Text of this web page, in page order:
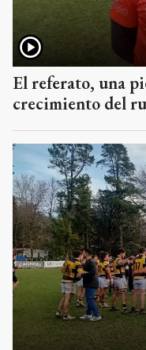
El referato, una
crecimiento del